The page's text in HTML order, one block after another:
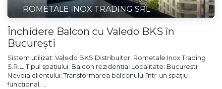
ROMETALE INOX TRADING SRL
Închidere Balcon cu Valedo BKS în
București
Sistem utilizat: Valedo BKS Distribuitor: Rometale Inox Trading
S.R.L. Tipul spațiului: Balcon rezidențial Localitate: București
Nevoia clientului: Transformarea balconului într-un spațiu
funcțional, ...